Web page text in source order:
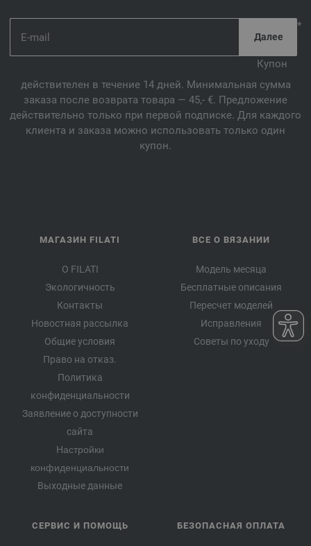
*
Купон
действителен в течение 14 дней. Минимальная сумма
заказа после возврата товара — 45,- €. Предложение
действительно только при первой подписке. Для каждого
клиента и заказа можно использовать только один
купон.
МАГАЗИН FILATI
О FILATI
Экологичность
Контакты
Новостная рассылка
Общие условия
Право на отказ.
Политика
конфиденциальности
Заявление о доступности
сайта
Настройки
конфиденциальности
Выходные данные
ВСЕ О ВЯЗАНИИ
Модель месяца
Бесплатные описания
Пересчет моделей
Исправления
Советы по уходу
СЕРВИС И ПОМОЩЬ БЕЗОПАСНАЯ ОПЛАТА